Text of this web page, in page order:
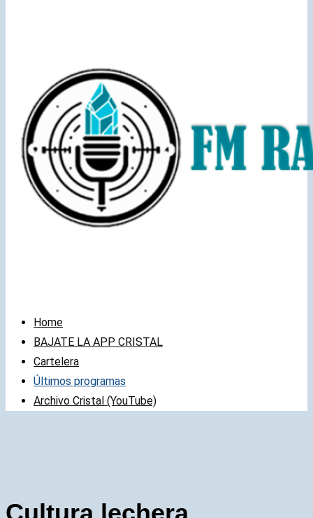
Home
BAJATE LA APP CRISTAL
Cartelera
Últimos programas
Archivo Cristal (YouTube)